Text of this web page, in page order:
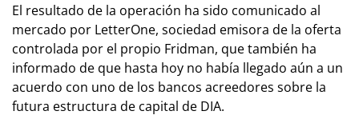
El resultado de la operación ha sido comunicado al
mercado por LetterOne, sociedad emisora de la oferta
controlada por el propio Fridman, que también ha
informado de que hasta hoy no había llegado aún a un
acuerdo con uno de los bancos acreedores sobre la
futura estructura de capital de DIA.